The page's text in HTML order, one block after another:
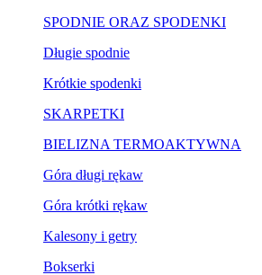
SPODNIE ORAZ SPODENKI
Długie spodnie
Krótkie spodenki
SKARPETKI
BIELIZNA TERMOAKTYWNA
Góra długi rękaw
Góra krótki rękaw
Kalesony i getry
Bokserki